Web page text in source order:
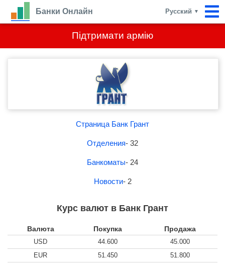
Підтримати армію
Банки Онлайн Русский ▼
Страница Банк Грант
Отделения- 32
Банкоматы- 24
Новости- 2
Курс валют в Банк Грант
Валюта Покупка Продажа
USD 44.600
45.000
EUR
51.450 51.800